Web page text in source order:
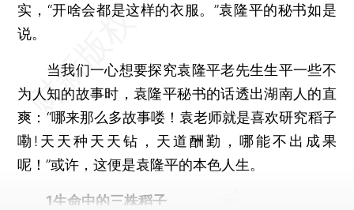
实，“开啥会都是这样的衣服。”袁隆平的秘书如是
说。
当我们一心想要探究袁隆平老先生生平一些不
为人知的故事时，袁隆平秘书的话透出湖南人的直
爽：“哪来那么多故事喽！袁老师就是喜欢研究稻子
嘞!天天种天天钻，天道酬勤，哪能不出成果
呢！”或许，这便是袁隆平的本色人生。
1生命中的三株稻子